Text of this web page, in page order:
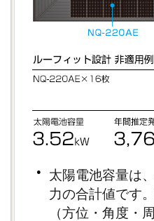
●
太陽電池容量は
力の合計値です
（方位・角度・